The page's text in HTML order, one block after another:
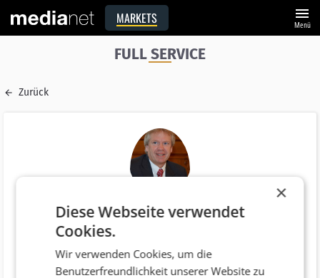
MARKETS menu
Menü
FULL SERVICE
Zurück
Name
Mag. Willy Lehmann
E-Mail
willy@lehmann.co.at
×
Diese Webseite verwendet
Cookies.
Wir verwenden Cookies, um die
Benutzerfreundlichkeit unserer Website zu